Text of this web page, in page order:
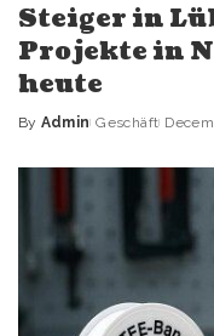
Steiger in
Projekte in
heute
By Admin Geschäft